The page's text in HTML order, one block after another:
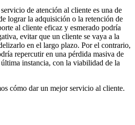
de atención al cliente es una de
lograr la adquisición o la retención de
al cliente eficaz y esmerado podría
evitar que un cliente se vaya a la
en el largo plazo. Por el contrario,
repercutir en una pérdida masiva de
instancia, con la viabilidad de la
cómo dar un mejor servicio al cliente.